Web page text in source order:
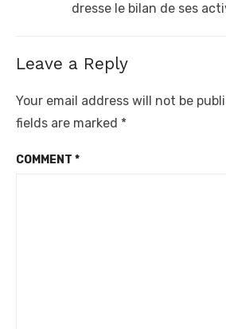
dresse le bilan de ses
Leave a Reply
Your email address will not be
fields are marked *
COMMENT *